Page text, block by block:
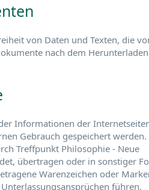
von Daten und Texten, die
nach dem Herunterladen
Informationen der
Gebrauch gespeichert werden.
Treffpunkt Philosophie - Neue
übertragen oder in sonstiger
Warenzeichen oder
führen.